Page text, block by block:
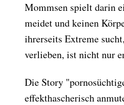
Mommsen spielt darin
meidet und keinen
ihrerseits Extreme
verlieben, ist nicht nur
Die Story
effekthascherisch